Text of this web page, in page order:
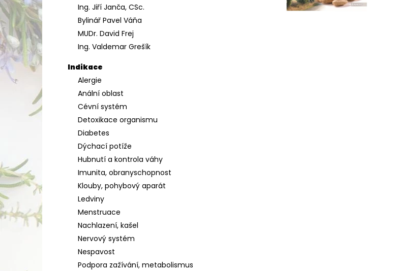
a
n
l
Ing. Jiří Janča, CSc.
Bylinář Pavel Váňa
MUDr. David Frej
Ing. Valdemar Grešík
Indikace
Alergie
Anální oblast
Cévní systém
Detoxikace organismu
Diabetes
Dýchací potíže
Hubnutí a kontrola váhy
Imunita, obranyschopnost
Klouby, pohybový aparát
Ledviny
Menstruace
Nachlazení, kašel
Nervový systém
Nespavost
Podpora zažívání, metabolismus